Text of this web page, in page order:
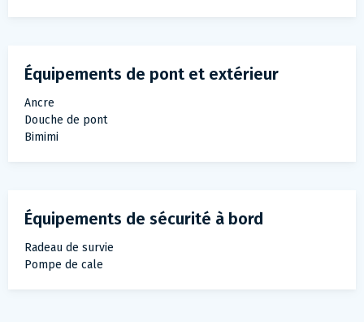
Équipements de pont et extérieur
Ancre
Douche de pont
Bimimi
Équipements de sécurité à bord
Radeau de survie
Pompe de cale